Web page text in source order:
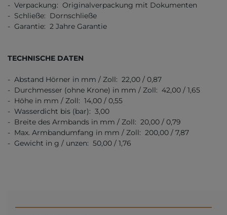
- Verpackung: Originalverpackung mit Dokumenten
- Schließe: Dornschließe
- Garantie: 2 Jahre Garantie
TECHNISCHE DATEN
- Abstand Hörner in mm / Zoll: 22,00 / 0,87
- Durchmesser (ohne Krone) in mm / Zoll: 42,00 / 1,65
- Höhe in mm / Zoll: 14,00 / 0,55
- Wasserdicht bis (bar): 3,00
- Breite des Armbands in mm / Zoll: 20,00 / 0,79
- Max. Armbandumfang in mm / Zoll: 200,00 / 7,87
- Gewicht in g / unzen: 50,00 / 1,76